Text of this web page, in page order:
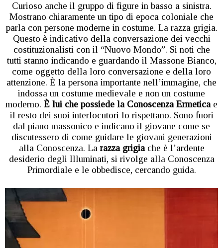
Curioso anche il gruppo di figure in basso a sinistra.
Mostrano chiaramente un tipo di epoca coloniale che
parla con persone moderne in costume. La razza grigia.
Questo è indicativo della conversazione dei vecchi
costituzionalisti con il “Nuovo Mondo”. Si noti che
tutti stanno indicando e guardando il Massone Bianco,
come oggetto della loro conversazione e della loro
attenzione. È la persona importante nell’immagine, che
indossa un costume medievale e non un costume
moderno. È lui che possiede la Conoscenza Ermeticae
il resto dei suoi interlocutori lo rispettano. Sono fuori
dal piano massonico e indicano il giovane come se
discutessero di come guidare le giovani generazioni
alla Conoscenza. Larazza grigiache è l’ardente
desiderio degli Illuminati, si rivolge alla Conoscenza
Primordiale e le obbedisce, cercando guida.